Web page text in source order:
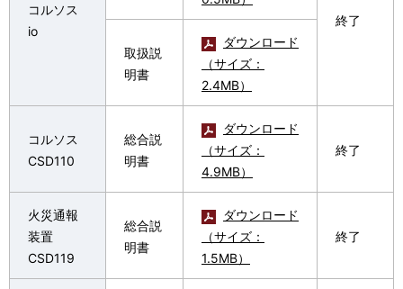
コルソス
io
終了
取扱説
明書
ダウンロード
（サイズ：
2.4MB）
コルソス
CSD110
総合説
明書
ダウンロード
（サイズ：
4.9MB）
終了
火災通報
装置
CSD119
総合説
明書
ダウンロード
（サイズ：
1.5MB）
終了